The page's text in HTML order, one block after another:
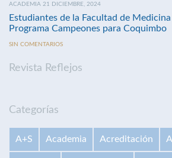
ACADEMIA 21 DICIEMBRE, 2024
Estudiantes de la Facultad de
Programa Campeones para Coquimbo
SIN COMENTARIOS
Revista Reflejos
Categorías
A+S Academia Acreditación